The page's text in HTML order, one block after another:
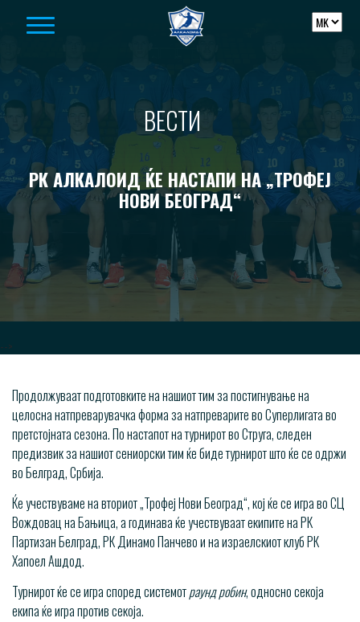
ВЕСТИ
РК АЛКАЛОИД ЌЕ НАСТАПИ НА „ТРОФЕЈ
НОВИ БЕОГРАД“
-->
Продолжуваат подготовките на нашиот тим за постигнување на
целосна натпреварувачка форма за натпреварите во Суперлигата во
претстојната сезона. По настапот на турнирот во Струга, следен
предизвик за нашиот сениорски тим ќе биде турнирот што ќе се одржи
во Белград, Србија.
Ќе учествуваме на вториот „Трофеј Нови Београд“, кој ќе се игра во СЦ
Вождовац на Бањица, а годинава ќе учествуваат екипите на РК
Партизан Белград, РК Динамо Панчево и на израелскиот клуб РК
Хапоел Ашдод.
Турнирот ќе се игра според системотраунд робин, односно секоја
екипа ќе игра против секоја.